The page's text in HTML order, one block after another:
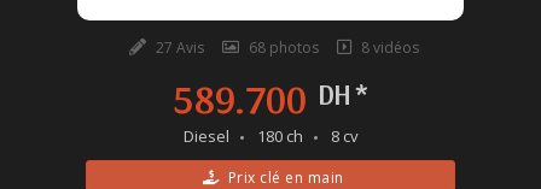
27 Avis 68 photos 8 vidéos
589.700 DH *
Diesel 180 ch 8 cv
Prix clé en main